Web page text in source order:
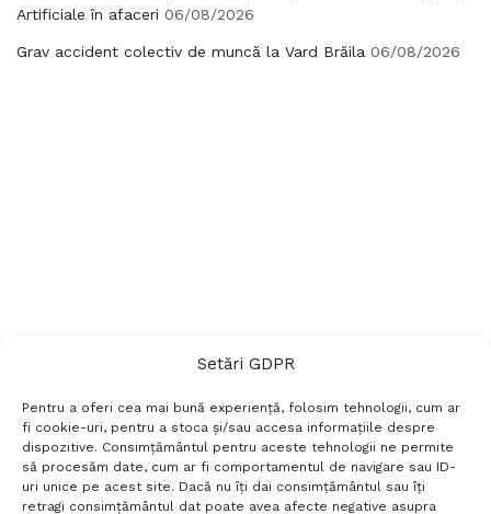
Setări GDPR
Pentru a oferi cea mai bună experiență, folosim tehnologii, cum ar
fi cookie-uri, pentru a stoca și/sau accesa informațiile despre
dispozitive. Consimțământul pentru aceste tehnologii ne permite
să procesăm date, cum ar fi comportamentul de navigare sau ID-
uri unice pe acest site. Dacă nu îți dai consimțământul sau îți
retragi consimțământul dat poate avea afecte negative asupra
Artificiale în afaceri 06/08/2026
Grav accident colectiv de muncă la Vard Brăila 06/08/2026
Termeni si conditii Politică de confidențialitate